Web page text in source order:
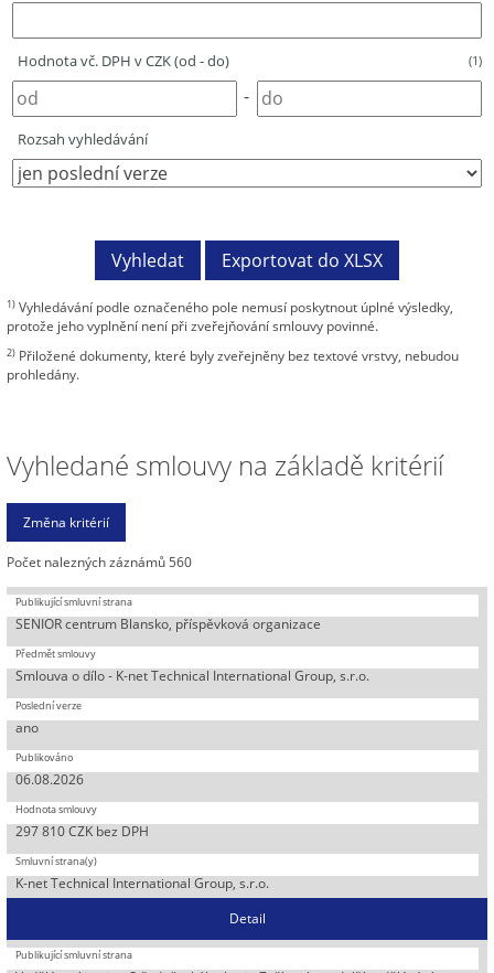
Hodnota vč. DPH v CZK (od - do) (1)
-
Rozsah vyhledávání
1) Vyhledávání podle označeného pole nemusí poskytnout úplné výsledky,
protože jeho vyplnění není při zveřejňování smlouvy povinné.
2) Přiložené dokumenty, které byly zveřejněny bez textové vrstvy, nebudou
prohledány.
Vyhledané smlouvy na základě kritérií
Počet nalezných záznámů 560
SENIOR centrum Blansko, příspěvková organizace
Smlouva o dílo - K-net Technical International Group, s.r.o.
ano
06.08.2026
297 810 CZK bez DPH
K-net Technical International Group, s.r.o.
Detail